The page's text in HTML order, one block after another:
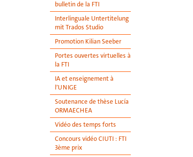
bulletin de la FTI
Interlinguale Untertitelung
mit Trados Studio
Promotion Kilian Seeber
Portes ouvertes virtuelles à
la FTI
IA et enseignement à
l’UNIGE
Soutenance de thèse Lucía
ORMAECHEA
Vidéo des temps forts
Concours vidéo CIUTI : FTI
3ème prix